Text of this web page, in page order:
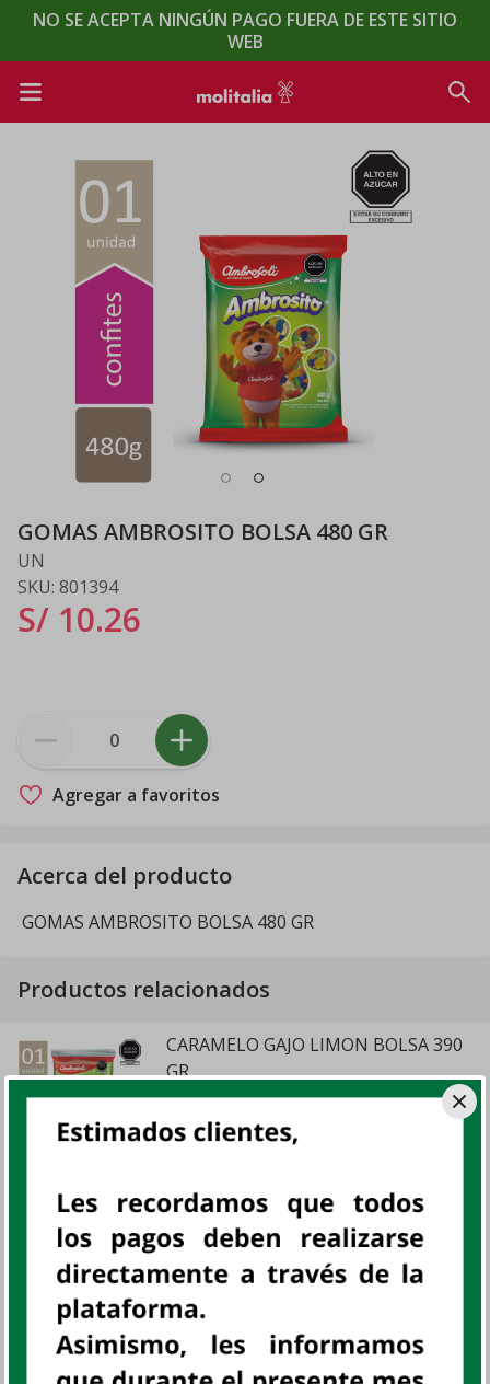
NO SE ACEPTA NINGÚN PAGO FUERA DE ESTE SITIO
WEB
GOMAS AMBROSITO BOLSA 480 GR
UN
SKU: 801394
S/ 10.26
Agregar a favoritos
Acerca del producto
GOMAS AMBROSITO BOLSA 480 GR
Productos relacionados
CARAMELO GAJO LIMON BOLSA 390
GR
UN
AMBROSOLI, UN
sku: 802604
OLD ENGLAND TOFFEE CHOCOLATE
BOLSA 550GR
OET, UN
sku:800300
S/ 13
OLD ENGLAND TOFFEE MINT BOLSA